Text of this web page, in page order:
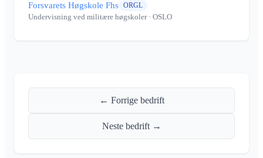
Forsvarets Høgskole Fhs ORGL
Undervisning ved militære høgskoler· OSLO
← Forrige bedrift
Neste bedrift →